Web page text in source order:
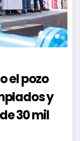
el pozo
y
30 mil